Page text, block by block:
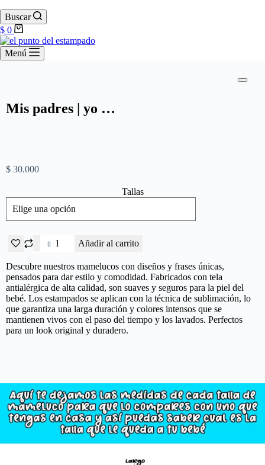
Buscar
$ 0
Menú
Mis padres | yo …
$ 30.000
Tallas
Añadir al carrito
Descubre nuestros mamelucos con diseños y frases únicas,
pensados para dar estilo y comodidad. Fabricados con tela
antialérgica de alta calidad, son suaves y seguros para la piel del
bebé. Los estampados se aplican con la técnica de sublimación, lo
que garantiza una larga duración y colores intensos que se
mantienen vivos con el paso del tiempo y los lavados. Perfectos
para un look original y duradero.